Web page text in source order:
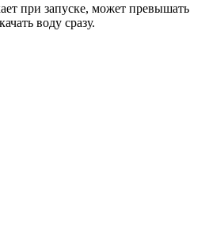
при запуске, может превышать
воду сразу.